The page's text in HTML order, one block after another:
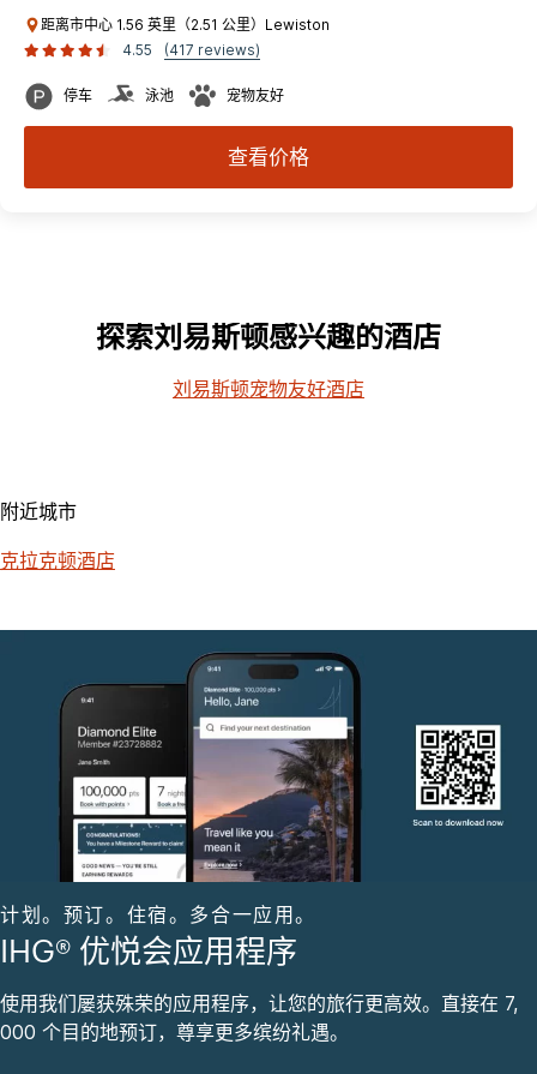
距离市中心 1.56 英里（2.51 公里）Lewiston
4.55
(417 reviews)
停车 泳池 宠物友好
查看价格
探索刘易斯顿感兴趣的酒店
刘易斯顿宠物友好酒店
附近城市
克拉克顿酒店
计划。预订。住宿。多合一应用。
IHG® 优悦会应用程序
使用我们屡获殊荣的应用程序，让您的旅行更高效。直接在 7,
000 个目的地预订，尊享更多缤纷礼遇。